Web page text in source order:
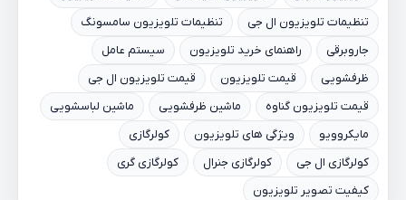
تنظیمات تلویزیون ال جی
تنظیمات تلویزیون سامسونگ
جاروبرقی
راهنمای خرید تلویزیون
سیستم عامل
ظرفشویی
قیمت تلویزیون
قیمت تلویزیون ال جی
قیمت تلویزیون گناوه
ماشین ظرفشویی
ماشین لباسشویی
مایکروویو
ویژگی های تلویزیون
کولرگازی
کولرگازی ال جی
کولرگازی جنرال
کولرگازی گری
کیفیت تصویر تلویزیون